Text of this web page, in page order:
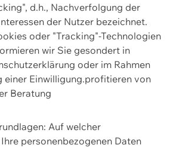
d.h., Nachverfolgung der
der Nutzer bezeichnet.
oder "Tracking"-Technologien
wir Sie gesondert in
oder im Rahmen
einer Einwilligung.profitieren von
Beratung
Auf welcher
personenbezogenen Daten